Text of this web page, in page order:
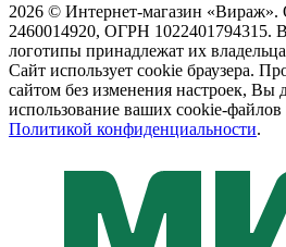
2026 © Интернет-магазин
2460014920, ОГРН 1022401794315.
логотипы принадлежат их
Сайт использует cookie браузера.
сайтом без изменения настроек, Вы
использование ваших cookie-файлов
Политикой конфиденциальности.